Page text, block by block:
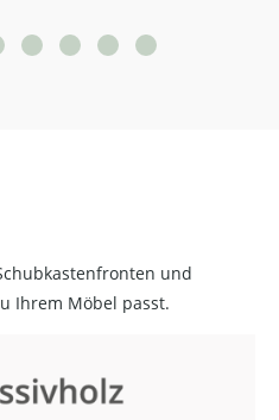
und
Ihrem Möbel passt.